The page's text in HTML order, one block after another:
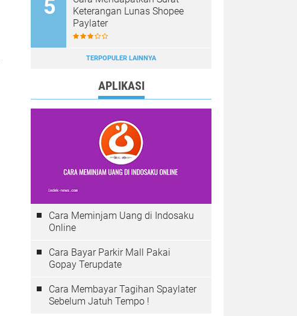
Keterangan Lunas Shopee
Paylater
TERPOPULER LAINNYA
APLIKASI
Cara Meminjam Uang di Indosaku
Online
Cara Bayar Parkir Mall Pakai
Gopay Terupdate
Cara Membayar Tagihan Spaylater
Sebelum Jatuh Tempo !